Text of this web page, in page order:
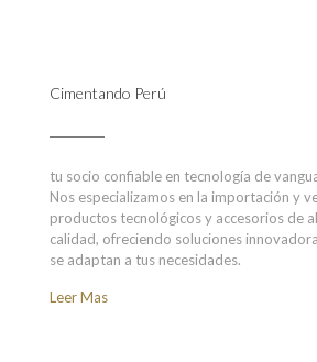
Cimentando Perú
tu socio confiable en tecnología de
Nos especializamos en la importación y
productos tecnológicos y accesorios de
calidad, ofreciendo soluciones
se adaptan a tus necesidades.
Leer Mas